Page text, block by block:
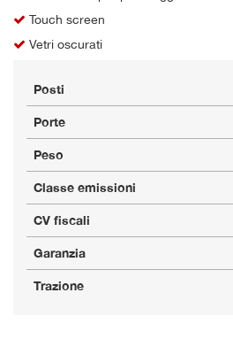
Touch screen
Vetri oscurati
Posti
Porte
Peso
Classe emissioni
CV fiscali
Garanzia
Trazione